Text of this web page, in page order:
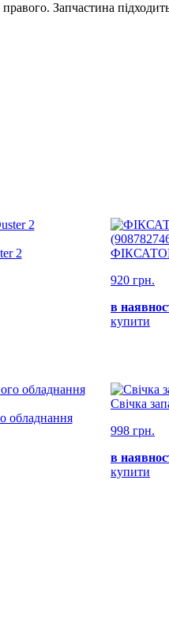
Запчастина
2
920 грн.
в
купити
обладнання
Свічка
998 грн.
в
купити